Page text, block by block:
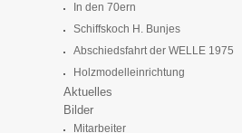
In den 70ern
Schiffskoch H. Bunjes
Abschiedsfahrt der WELLE 1975
Holzmodelleinrichtung
Aktuelles
Bilder
Mitarbeiter